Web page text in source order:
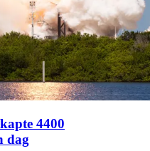
4400
dag